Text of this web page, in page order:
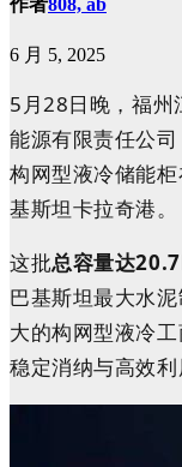
作者808, ab
6 月 5, 2025
5月28日晚，福州
能源有限责任公
构网型液冷储能
基斯坦卡拉奇港。
这批总容量达
巴基斯坦最大水
大的构网型液冷
稳定消纳与高效利